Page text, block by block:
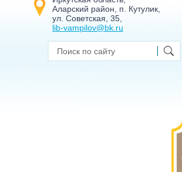
Аларский район, п. Кутулик,
ул. Советская, 35,
lib-vampilov@bk.ru